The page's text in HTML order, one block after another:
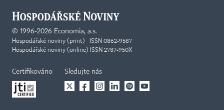
© 1996-2026 Economia, a.s.
Hospodářské noviny (print) ISSN 0862-9587
Hospodářské noviny (online) ISSN 2787-950X
Certifikováno Sledujte nás